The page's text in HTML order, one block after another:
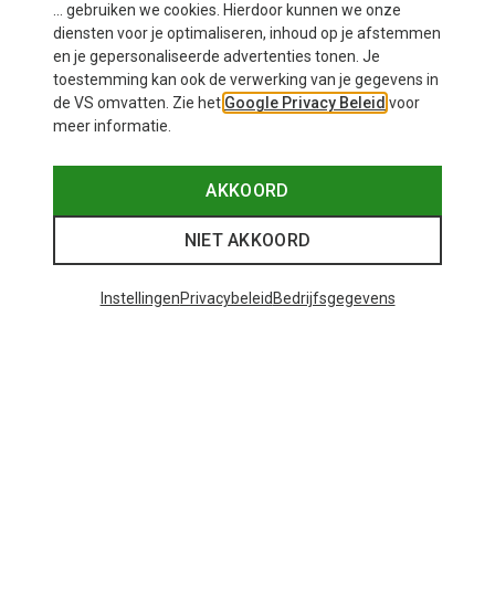
Crevasse Zekerheidsset
€ 179,95
... gebruiken we cookies. Hierdoor kunnen we onze
diensten voor je optimaliseren, inhoud op je afstemmen
en je gepersonaliseerde advertenties tonen. Je
toestemming kan ook de verwerking van je gegevens in
de VS omvatten. Zie het Google Privacy Beleid voor
meer informatie.
AKKOORD
NIET AKKOORD
InstellingenPrivacybeleid Bedrijfsgegevens